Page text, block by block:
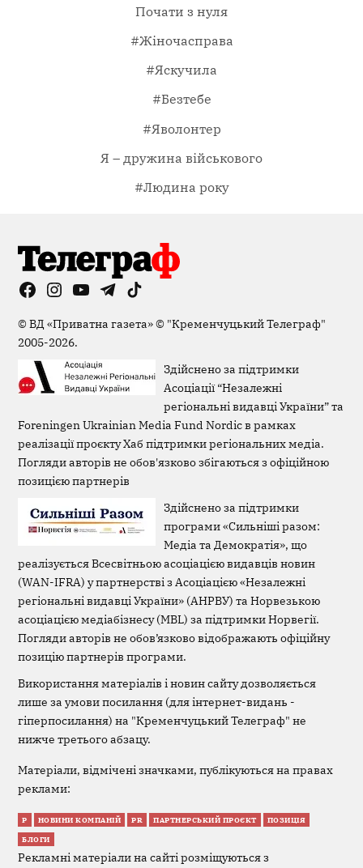
Почати з нуля
#Жіночасправа
#Яскучила
#Безтебе
#Яволонтер
Я – дружина військового
#Людина року
FacebookInstagram
YouTubeTelegramTikTok
©ВД «Приватна газета»© "Кременчуцький Телеграф"
2005-2026.
Здійснено за підтримки
Асоціації “Незалежні
регіональні видавці України” та
Foreningen Ukrainian Media Fund Nordic в рамках
реалізації проєкту Хаб підтримки регіональних медіа.
Погляди авторів не обов'язково збігаються з офіційною
позицією партнерів
Здійснено за підтримки
програми «Сильніші разом:
Медіа та Демократія», що
реалізується Всесвітньою асоціацією видавців новин
(WAN-IFRA) у партнерстві з Асоціацією «Незалежні
регіональні видавці України» (АНРВУ) та Норвезькою
асоціацією медіабізнесу (MBL) за підтримки Норвегії.
Погляди авторів не обов’язково відображають офіційну
позицію партнерів програми.
Використання матеріалів і новин сайту дозволяється
лише за умови посилання (для інтернет-видань -
гіперпосилання) на "Кременчуцький Телеграф" не
нижче третього абзацу.
Матеріали, відмічені значками, публікуються на правах
реклами:
Р НОВИНИ КОМПАНІЙ PR ПАРТНЕРСЬКИЙ ПРОЄКТ ПОЗИЦІЯ
БЛОГИ
Рекламні матеріали на сайті розміщуються з